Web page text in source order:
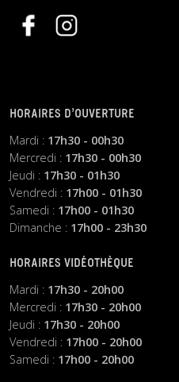
HORAIRES D’OUVERTURE
Mardi : 17h30 - 00h30
Mercredi : 17h30 - 00h30
Jeudi : 17h30 - 01h30
Vendredi : 17h00 - 01h30
Samedi : 17h00 - 01h30
Dimanche : 17h00 - 23h30
HORAIRES VIDÉOTHÈQUE
Mardi : 17h30 - 20h00
Mercredi : 17h30 - 20h00
Jeudi : 17h30 - 20h00
Vendredi : 17h00 - 20h00
Samedi : 17h00 - 20h00